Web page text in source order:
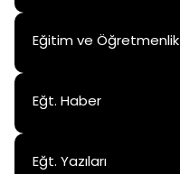
Eğitim ve Öğretmenlik
Eğt. Haber
Eğt. Yazıları